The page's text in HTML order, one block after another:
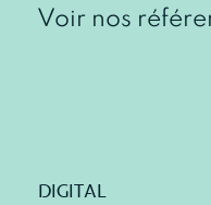
Voir nos
DIGITAL